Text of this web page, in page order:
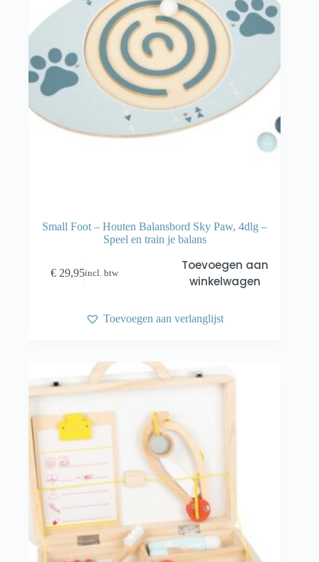
Small Foot – Houten Balansbord Sky Paw, 4dlg –
Speel en train je balans
€ 29,95incl. btw
Toevoegen aan
winkelwagen
Toevoegen aan verlanglijst